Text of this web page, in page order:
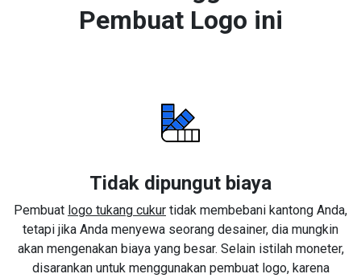
Pembuat Logo ini
Tidak dipungut biaya
Pembuat logo tukang cukur tidak membebani kantong Anda,
tetapi jika Anda menyewa seorang desainer, dia mungkin
akan mengenakan biaya yang besar. Selain istilah moneter,
disarankan untuk menggunakan pembuat logo, karena